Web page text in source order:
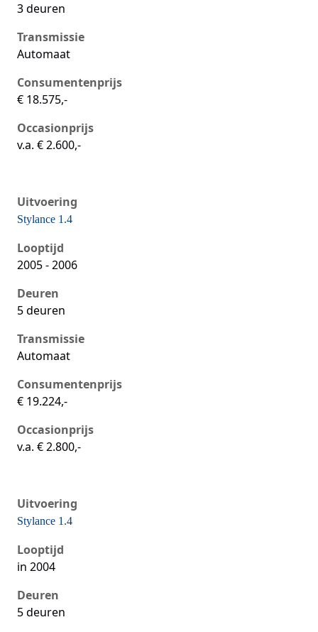
3 deuren
Transmissie
Automaat
Consumentenprijs
€ 18.575,-
Occasionprijs
v.a. € 2.600,-
Uitvoering
Seat Ibiza iii, 1.4, 55 kW, Benzine, 5 deuren
Stylance 1.4
Looptijd
2005 - 2006
Deuren
5 deuren
Transmissie
Automaat
Consumentenprijs
€ 19.224,-
Occasionprijs
v.a. € 2.800,-
Uitvoering
Seat Ibiza iii, 1.4, 55 kW, Benzine, 5 deuren
Stylance 1.4
Looptijd
in 2004
Deuren
5 deuren